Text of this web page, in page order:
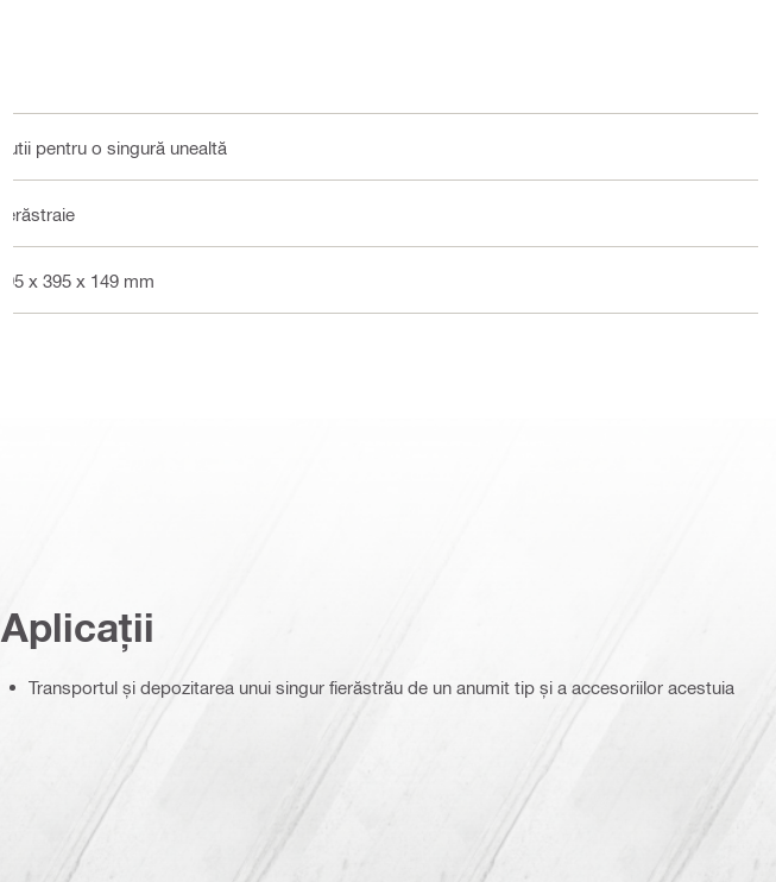
Cutii pentru o singură unealtă
Ferăstraie
495 x 395 x 149 mm
Aplicații
Transportul și depozitarea unui singur fierăstrău de un anumit tip și a accesoriilor acestuia